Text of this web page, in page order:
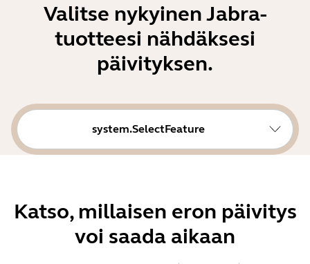
Valitse nykyinen Jabra-
tuotteesi nähdäksesi
päivityksen.
system.SelectFeature
Katso, millaisen eron päivitys
voi saada aikaan